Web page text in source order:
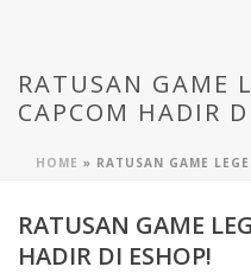
RATUSAN GAME
CAPCOM HADIR
HOME » RATUSAN GAME
RATUSAN GAME
HADIR DI ESHOP!